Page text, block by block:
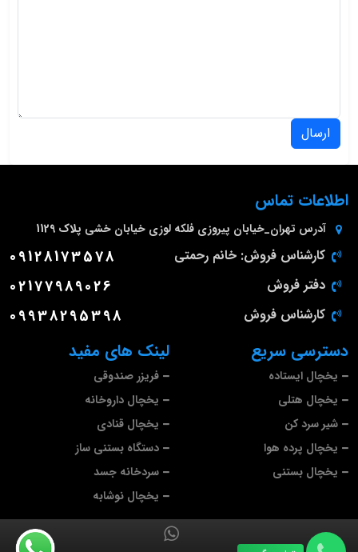
ارسال
لینک های مفید
فریزر صندوقی
یخچال داروخانه
یخچال قنادی
دستگاه بستنی ساز
سردخانه جسد
یخچال نوشابه
دسترسی سریع
یخچال ایستاده
یخچال هتلی
شیر سرد کن
یخچال پرده هوا
یخچال بستنی
اطلاعات تماس
آدرس تهران_خیابان پیروزی فلکه لوزی خیابان خشی پلاک 1129
کارشناس فروش: خانم رحمتی 09128173578
دفتر فروش 02177989026
کارشناس فروش 09938295398